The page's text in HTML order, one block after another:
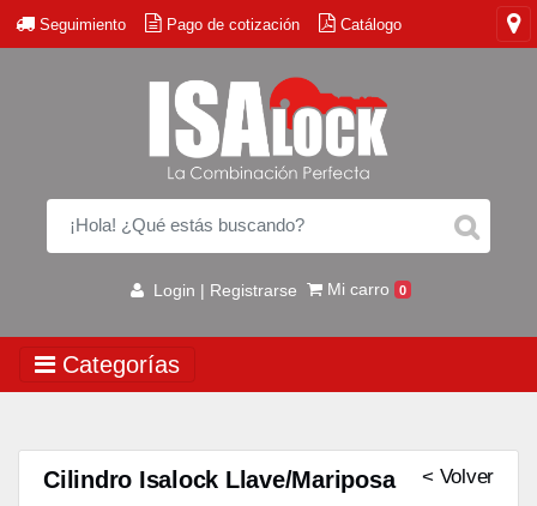
Seguimiento Pago de cotización Catálogo
Login | Registrarse Mi carro 0
Categorías
Cilindro Isalock Llave/Mariposa < Volver